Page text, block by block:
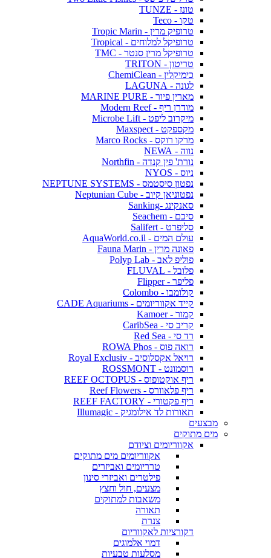
טונז - TUNZE
טקו - Teco
טרופיק מרין - Tropic Marin
טרופיקל למלוחים - Tropical
טרופיקל מרין סנטר - TMC
טריטון - TRITON
כימיקלין - ChemiClean
לגונה - LAGUNA
מארין פיור - MARINE PURE
מודרן ריף - Modern Reef
מיקרוב ליפט - Microbe Lift
מקספקט - Maxspect
מרקו רוקס - Marco Rocks
נווה - NEWA
נורת' פין קנדה - Northfin
ניוס - NYOS
נפטון סיסטמס - NEPTUNE SYSTEMS
נפטוניאן קיוב - Neptunian Cube
סאנקינג -Sanking
סיכם - Seachem
סליפרט - Salifert
עולם המים - AquaWorld.co.il
פאונה מרין - Fauna Marin
פוליפ לאב - Polyp Lab
פלובל - FLUVAL
פליפר - Flipper
קולומבו - Colombo
קייד אקווריומים - CADE Aquariums
קמור - Kamoer
קריב סי - CaribSea
רד סי - Red Sea
רואה פוס - ROWA Phos
רויאל אקסלוסיב - Royal Exclusiv
רוסמונט - ROSSMONT
ריף אוקטופוס - REEF OCTOPUS
ריף פלאוורס - Reef Flowers
ריף פקטורי - REEF FACTORY
תאורות לד אילומגיק - Illumagic
מבצעים
מים מתוקים
אקווריומים וציודם
אקווריומים מים מתוקים
טרריומים ואביזרים
פילטרים ואביזרי סינון
מצעים, חול וחצץ
משאבות למתוקים
תאורה
צנרת
דקורציות לאקווריום
דמוי אלמוגים
מסלעות טבעיות